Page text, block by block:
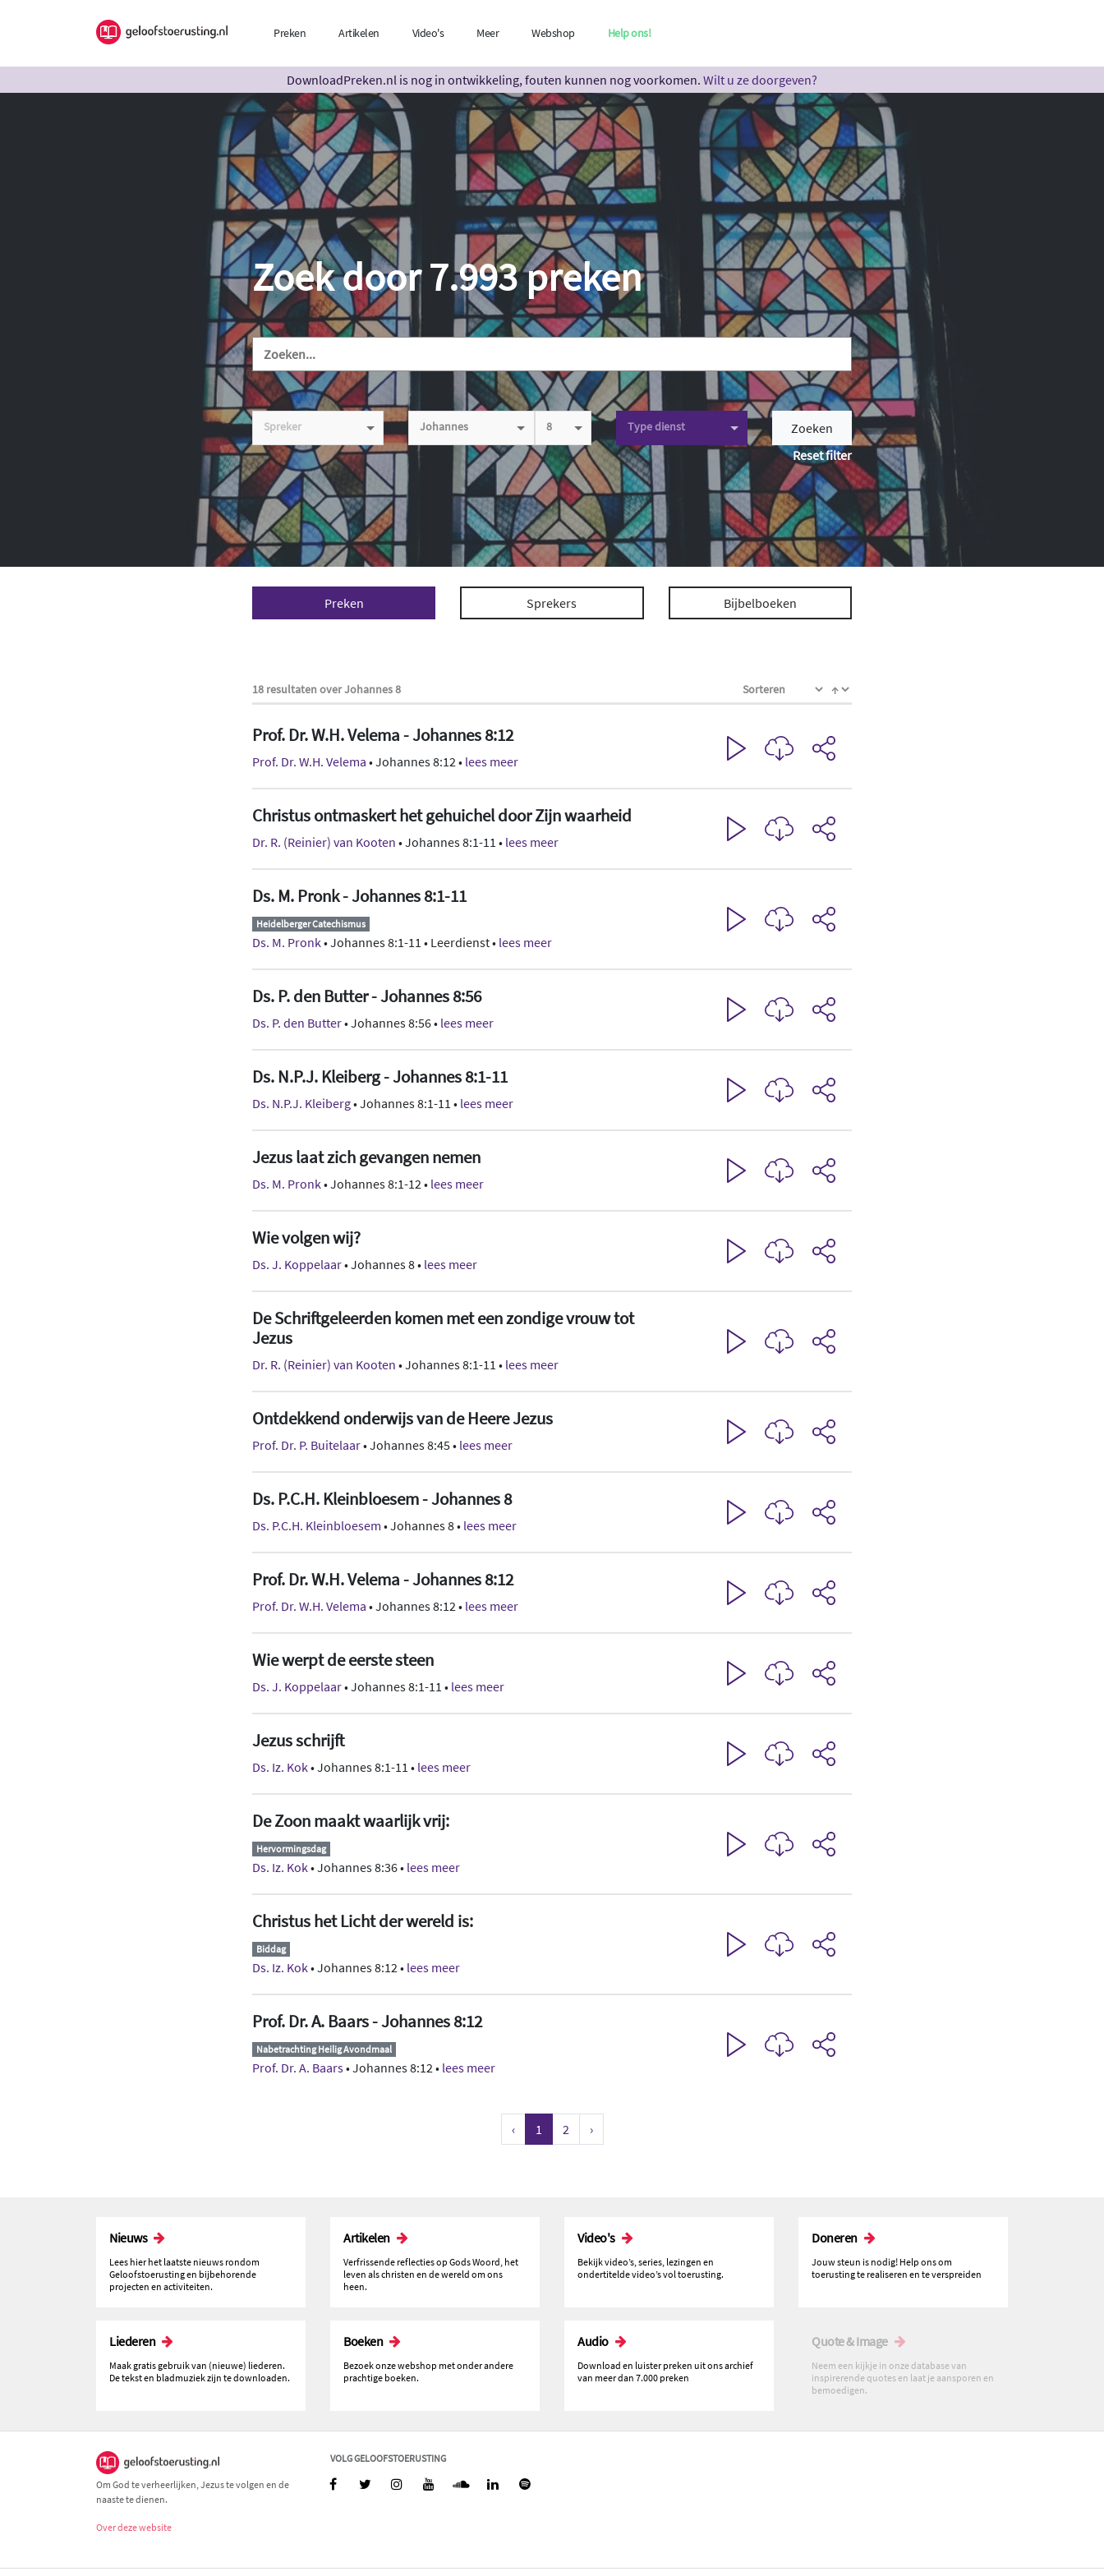
Preken Artikelen Video's Meer Webshop Help ons!
DownloadPreken.nl is nog in ontwikkeling, fouten kunnen nog voorkomen. Wilt u ze doorgeven?
Zoek door 7.993 preken
Spreker Johannes 8 Type dienst
Zoeken
Reset filter
Preken Sprekers Bijbelboeken
18 resultaten over Johannes 8
Prof. Dr. W.H. Velema - Johannes 8:12
Prof. Dr. W.H. Velema • Johannes 8:12 • lees meer
Christus ontmaskert het gehuichel door Zijn waarheid
Dr. R. (Reinier) van Kooten • Johannes 8:1-11 • lees meer
Ds. M. Pronk - Johannes 8:1-11
Heidelberger Catechismus
Ds. M. Pronk• Johannes 8:1-11 • Leerdienst • lees meer
Ds. P. den Butter - Johannes 8:56
Ds. P. den Butter• Johannes 8:56 • lees meer
Ds. N.P.J. Kleiberg - Johannes 8:1-11
Ds. N.P.J. Kleiberg• Johannes 8:1-11 • lees meer
Jezus laat zich gevangen nemen
Ds. M. Pronk• Johannes 8:1-12 • lees meer
Wie volgen wij?
Ds. J. Koppelaar• Johannes 8 • lees meer
De Schriftgeleerden komen met een zondige vrouw tot
Jezus
Dr. R. (Reinier) van Kooten • Johannes 8:1-11 • lees meer
Ontdekkend onderwijs van de Heere Jezus
Prof. Dr. P. Buitelaar• Johannes 8:45 • lees meer
Ds. P.C.H. Kleinbloesem - Johannes 8
Ds. P.C.H. Kleinbloesem • Johannes 8 • lees meer
Prof. Dr. W.H. Velema - Johannes 8:12
Prof. Dr. W.H. Velema • Johannes 8:12 • lees meer
Wie werpt de eerste steen
Ds. J. Koppelaar• Johannes 8:1-11 • lees meer
Jezus schrijft
Ds. Iz. Kok• Johannes 8:1-11 • lees meer
De Zoon maakt waarlijk vrij:
Hervormingsdag
Ds. Iz. Kok• Johannes 8:36 • lees meer
Christus het Licht der wereld is:
Biddag
Ds. Iz. Kok• Johannes 8:12 • lees meer
Prof. Dr. A. Baars - Johannes 8:12
Nabetrachting Heilig Avondmaal
Prof. Dr. A. Baars• Johannes 8:12 • lees meer
‹ 1 2 ›
Nieuws
Lees hier het laatste nieuws rondom
Geloofstoerusting en bijbehorende
projecten en activiteiten.
Artikelen
Verfrissende reflecties op Gods Woord, het
leven als christen en de wereld om ons
heen.
Video's
Bekijk video’s, series, lezingen en
ondertitelde video’s vol toerusting.
Doneren
Jouw steun is nodig! Help ons om
toerusting te realiseren en te verspreiden
Liederen
Maak gratis gebruik van (nieuwe) liederen.
De tekst en bladmuziek zijn te downloaden.
Boeken
Bezoek onze webshop met onder andere
prachtige boeken.
Audio
Download en luister preken uit ons archief
van meer dan 7.000 preken
Quote & Image
Neem een kijkje in onze database van
inspirerende quotes en laat je aansporen en
bemoedigen.
Om God te verheerlijken, Jezus te volgen en de
naaste te dienen.
Over deze website
VOLG GELOOFSTOERUSTING